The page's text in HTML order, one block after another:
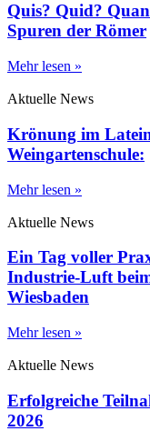
Quis? Quid?
Spuren der Römer
Mehr lesen »
Aktuelle News
Krönung im
Weingartenschule:
Mehr lesen »
Aktuelle News
Ein Tag voller
Industrie-Luft
Wiesbaden
Mehr lesen »
Aktuelle News
Erfolgreiche
2026